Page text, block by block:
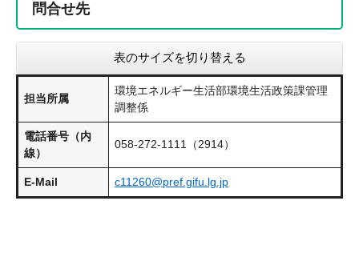
問合せ先
表のサイズを切り替える
担当所属
環境エネルギー生活部環境生活政策課管理
調整係
電話番号（内
線）
058-272-1111（2914）
E-Mail c11260@pref.gifu.lg.jp